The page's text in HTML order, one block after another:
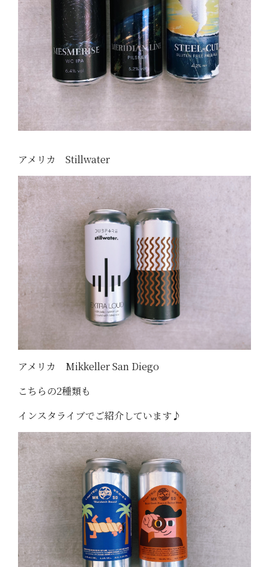
アメリカ Stillwater
アメリカ Mikkeller San Diego
こちらの2種類も
インスタライブでご紹介しています♪